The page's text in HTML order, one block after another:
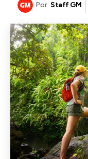
Por: Staff GM